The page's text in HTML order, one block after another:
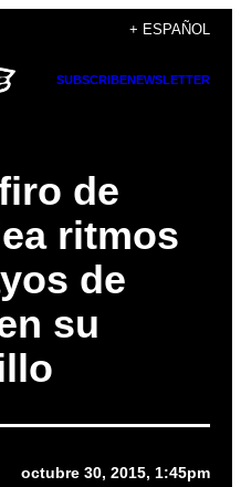
+ ESPAÑOL
SUBSCRIBENEWSLETTER
de
ritmos
de
su
octubre 30, 2015, 1:45pm